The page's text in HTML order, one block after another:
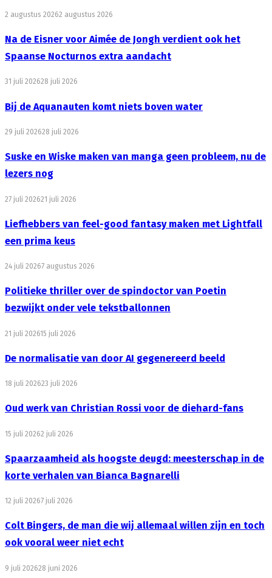
2 augustus 20262 augustus 2026
Na de Eisner voor Aimée de Jongh verdient ook het
Spaanse Nocturnos extra aandacht
31 juli 202628 juli 2026
Bij de Aquanauten komt niets boven water
29 juli 202628 juli 2026
Suske en Wiske maken van manga geen probleem, nu de
lezers nog
27 juli 202621 juli 2026
Liefhebbers van feel-good fantasy maken met Lightfall
een prima keus
24 juli 20267 augustus 2026
Politieke thriller over de spindoctor van Poetin
bezwijkt onder vele tekstballonnen
21 juli 202615 juli 2026
De normalisatie van door AI gegenereerd beeld
18 juli 202623 juli 2026
Oud werk van Christian Rossi voor de diehard-fans
15 juli 20262 juli 2026
Spaarzaamheid als hoogste deugd: meesterschap in de
korte verhalen van Bianca Bagnarelli
12 juli 20267 juli 2026
Colt Bingers, de man die wij allemaal willen zijn en toch
ook vooral weer niet echt
9 juli 202628 juni 2026